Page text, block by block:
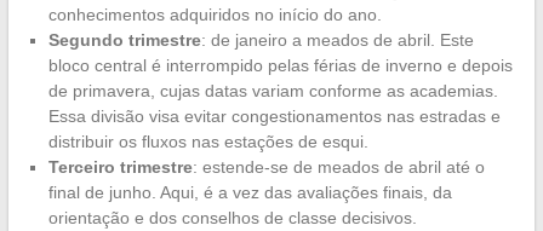
conhecimentos adquiridos no início do ano.
Segundo trimestre: de janeiro a meados de abril. Este
bloco central é interrompido pelas férias de inverno e depois
de primavera, cujas datas variam conforme as academias.
Essa divisão visa evitar congestionamentos nas estradas e
distribuir os fluxos nas estações de esqui.
Terceiro trimestre: estende-se de meados de abril até o
final de junho. Aqui, é a vez das avaliações finais, da
orientação e dos conselhos de classe decisivos.